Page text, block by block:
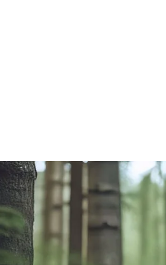
ia adalah luahan perasaan hati
MCA. Dalam beberapa siri pertemuan
usaha pemulihan MCA dan